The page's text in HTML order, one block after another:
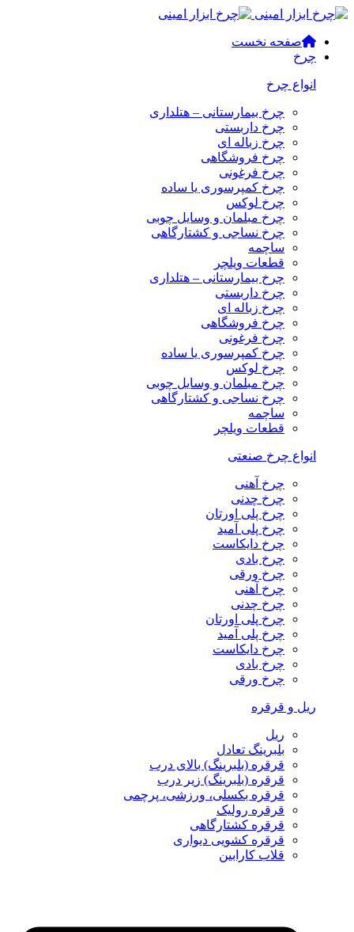
صفحه نخست
چرخ
انواع چرخ
چرخ بیمارستانی – هتلداری
چرخ داربستی
چرخ زباله ای
چرخ فروشگاهی
چرخ فرغونی
چرخ کمپرسوری یا ساده
چرخ لوکس
چرخ مبلمان و وسایل چوبی
چرخ نساجی و کشتارگاهی
ساچمه
قطعات ویلچر
چرخ بیمارستانی – هتلداری
چرخ داربستی
چرخ زباله ای
چرخ فروشگاهی
چرخ فرغونی
چرخ کمپرسوری یا ساده
چرخ لوکس
چرخ مبلمان و وسایل چوبی
چرخ نساجی و کشتارگاهی
ساچمه
قطعات ویلچر
انواع چرخ صنعتی
چرخ آهنی
چرخ چدنی
چرخ پلی اورتان
چرخ پلی آمید
چرخ دایکاست
چرخ بادی
چرخ ورقی
چرخ آهنی
چرخ چدنی
چرخ پلی اورتان
چرخ پلی آمید
چرخ دایکاست
چرخ بادی
چرخ ورقی
ریل و قرقره
ریل
بلبرینگ تعادل
قرقره (بلبرینگ) بالای درب
قرقره (بلبرینگ) زیر درب
قرقره بکسلی، ورزشی، پرچمی
قرقره رولیک
قرقره کشتارگاهی
قرقره کشویی دیواری
قلاب کارابین